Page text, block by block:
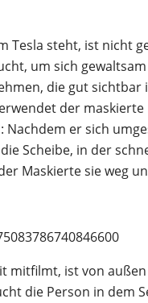
Tesla steht, ist nicht
um sich
die gut sichtbar
der
er sich
Scheibe, in der
Maskierte sie weg
mitfilmt, ist von
die Person in dem